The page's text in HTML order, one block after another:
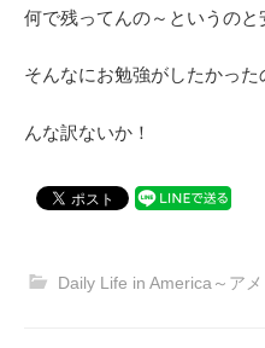
何で残ってんの～というのと
そんなにお勉強がしたかった
んな訳ないか！
Daily Life in America～ア